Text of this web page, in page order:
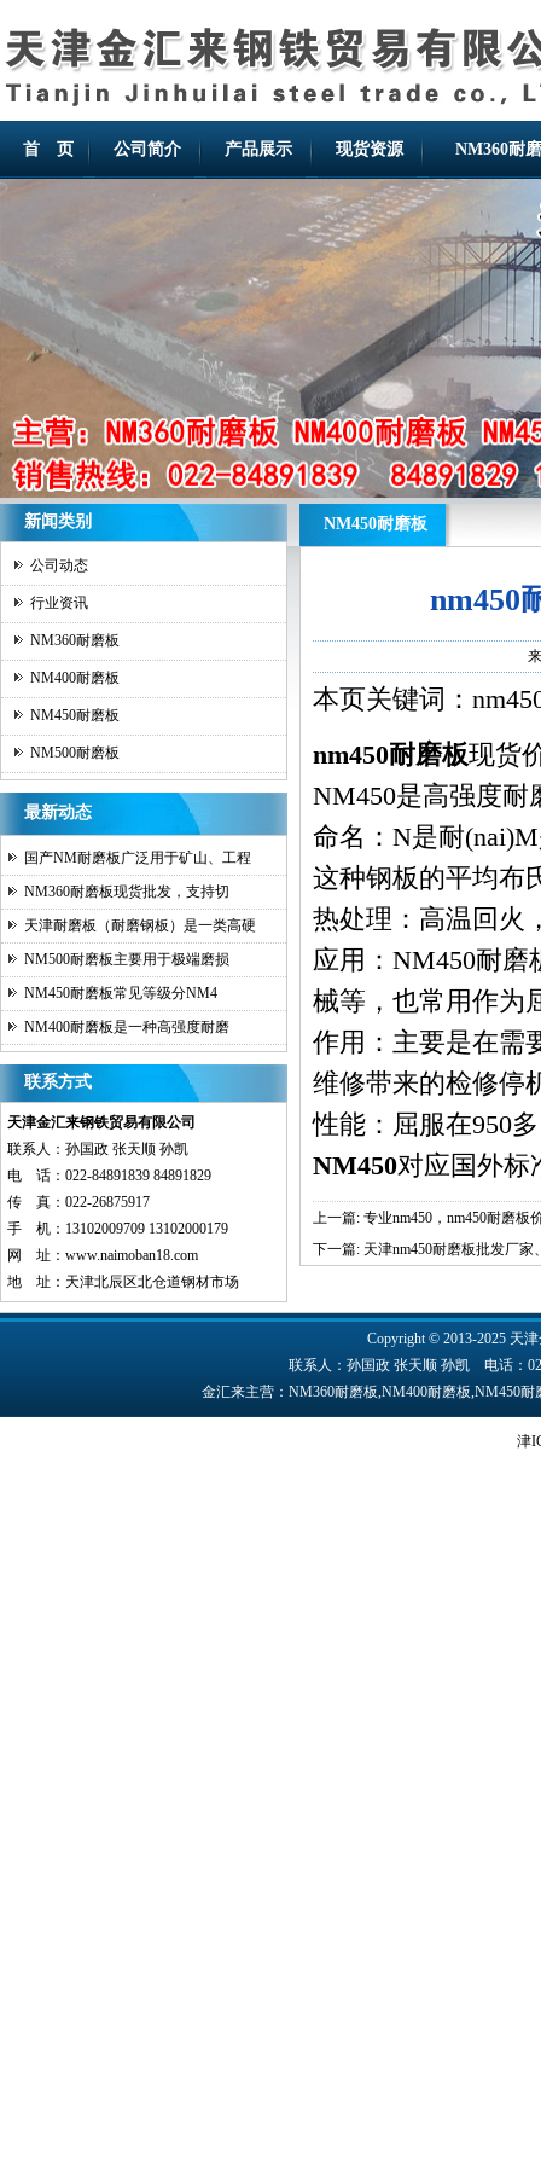
首 页 公司简介 产品展示 现货资源 NM360耐
新闻类别
公司动态
行业资讯
NM360耐磨板
NM400耐磨板
NM450耐磨板
NM500耐磨板
最新动态
国产NM耐磨板广泛用于矿山、工程
NM360耐磨板现货批发，支持切
天津耐磨板（耐磨钢板）是一类高硬
NM500耐磨板主要用于极端磨损
NM450耐磨板常见等级分NM4
NM400耐磨板是一种高强度耐磨
联系方式
天津金汇来钢铁贸易有限公司
联系人：孙国政 张天顺 孙凯
电 话：022-84891839 84891829
传 真：022-26875917
手 机：13102009709 13102000179
网 址： www.naimoban18.com
地 址：天津北辰区北仓道钢材市场
NM450耐磨板
nm450
本页关键词：
nm450耐磨板现货
NM450是高强度耐
命名：N是耐
这种钢板的平均布
热处理：高温回火
应用： NM450耐磨
械等，也常用作为
作用：主要是在需
维修带来的检修停
性能：屈服在950
NM450对应国外标
上一篇: 专业nm450，nm450耐磨板
下一篇: 天津nm450耐磨板批发厂家
Copyright © 2013-2025 天津
联系人：孙国政 张天顺 孙凯 电话：
金汇来主营：NM360耐磨板,NM400耐磨板,NM450
津